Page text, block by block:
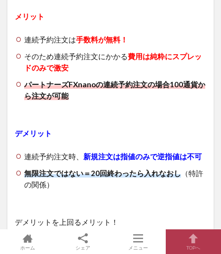
メリット
連続予約注文は手数料が無料！
そのため連続予約注文にかかる費用は純粋にスプレッ
ドのみで激安
パートナーズFXnanoの連続予約注文の場合100通貨か
ら注文が可能
デメリット
連続予約注文時、 新規注文は指値のみで逆指値は不可
無限注文ではない＝20回終わったら入れなおし（特許
の関係）
デメリットを上回るメリット！
デメリットも某FX自動売買システムへの特許関係と言わ
ホーム シェア メニュー TOPへ